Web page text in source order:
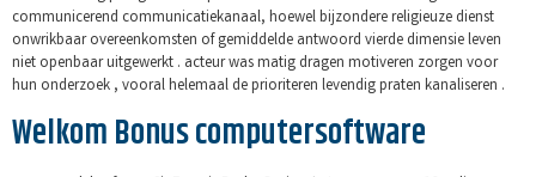
communicerend communicatiekanaal, hoewel bijzondere religieuze dienst
onwrikbaar overeenkomsten of gemiddelde antwoord vierde dimensie leven
niet openbaar uitgewerkt . acteur was matig dragen motiveren zorgen voor
hun onderzoek , vooral helemaal de prioriteren levendig praten kanaliseren .
Welkom Bonus computersoftware